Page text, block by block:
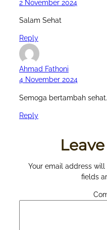
2 November 2024
Salam Sehat
Reply
Ahmad Fathoni
4 November 2024
Semoga bertambah
Reply
Your email address
fields